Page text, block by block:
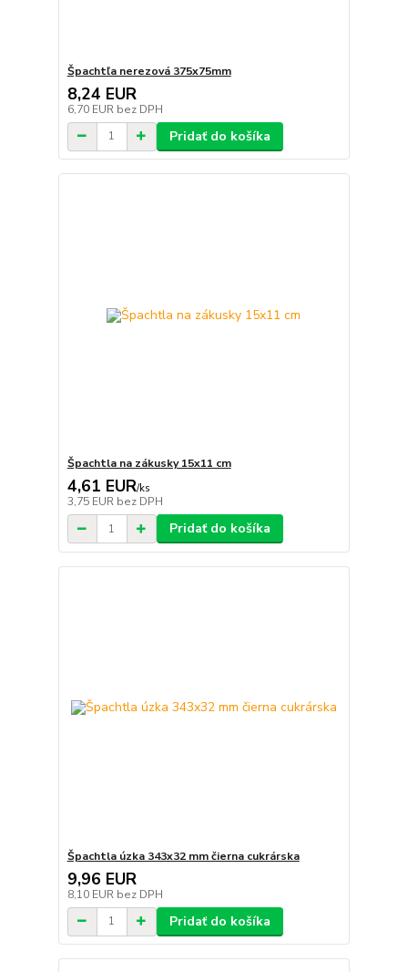
Špachtľa nerezová 375x75mm
8,24 EUR
6,70 EUR bez DPH
Pridať do košíka
Špachtla na zákusky 15x11 cm
4,61 EUR/ks
3,75 EUR bez DPH
Pridať do košíka
Špachtla úzka 343x32 mm čierna cukrárska
9,96 EUR
8,10 EUR bez DPH
Pridať do košíka